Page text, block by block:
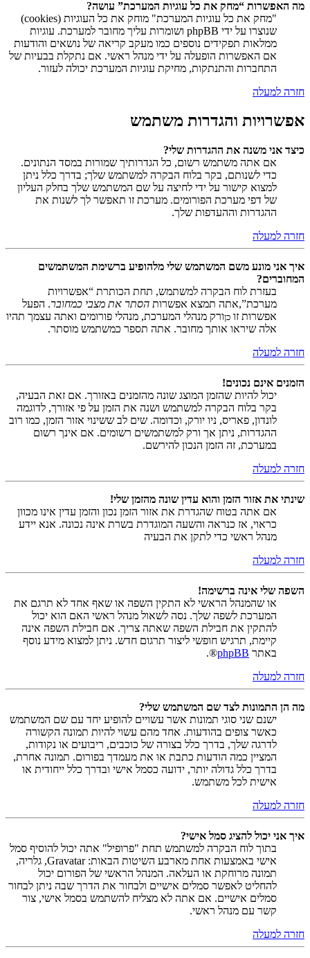
מה האפשרות “מחק את כל עוגיות המערכת” עושה?
"מחק את כל עוגיות המערכת" מוחק את כל העוגיות (cookies)
שנוצרו על ידי phpBB ושומרות עליך מחובר למערכת. עוגיות
ממלאות תפקידים נוספים כמו מעקב קריאה של נושאים והודעות
אם האפשרות הופעלה על ידי מנהל ראשי. אם נתקלת בבעיות של
התחברות והתנתקות, מחיקת עוגיות המערכת יכולה לעזור.
חזרה למעלה
אפשרויות והגדרות משתמש
כיצד אני משנה את ההגדרות שלי?
אם אתה משתמש רשום, כל הגדרותיך שמורות במסד הנתונים.
כדי לשנותם, בקר בלוח הבקרה למשתמש שלך; בדרך כלל ניתן
למצוא קישור על ידי לחיצה על שם המשתמש שלך בחלק העליון
של דפי מערכת הפורומים. מערכת זו תאפשר לך לשנות את
ההגדרות וההעדפות שלך.
חזרה למעלה
איך אני מונע משם המשתמש שלי מלהופיע ברשימת המשתמשים
המחוברים?
בעזרת לוח הבקרה למשתמש, תחת הכותרת “אפשרויות
מערכת”,אתה תמצא אפשרות הסתר את מצבי כמחובר. הפעל
אפשרות זו כןורק מנהלי המערכת, מנהלי פורומים ואתה עצמך תהיו
אלה שיראו אותך מחובר. אתה תספר כמשתמש מוסתר.
חזרה למעלה
הזמנים אינם נכונים!
יכול להיות שהזמן המוצג שונה מהזמנים באזורך. אם זאת הבעיה,
בקר בלוח הבקרה למשתמש ושנה את הזמן על פי אזורך, לדוגמה
לונדון, פאריס, ניו יורק, וכדומה. שים לב ששינוי אזור הזמן, כמו רוב
ההגדרות, ניתן אך ורק למשתמשים רשומים. אם אינך רשום
במערכת, זה הזמן הנכון להירשם.
חזרה למעלה
שינתי את אזור הזמן והוא עדין שונה מהזמן שלי!
אם אתה בטוח שהגדרת את אזור הזמן נכון והזמן עדין אינו מכוון
כראוי, אז כנראה והשעה המוגדרת בשרת אינה נכונה. אנא יידע
מנהל ראשי כדי לתקן את הבעיה
חזרה למעלה
השפה שלי אינה ברשימה!
או שהמנהל הראשי לא התקין השפה או שאף אחד לא תרגם את
המערכת לשפה שלך. נסה לשאול מנהל ראשי האם הוא יכול
להתקין את חבילת השפה שאתה צריך. אם חבילת השפה אינה
קיימת, תרגיש חופשי ליצור תרגום חדש. ניתן למצוא מידע נוסף
באתר phpBB
®.
חזרה למעלה
מה הן התמונות לצד שם המשתמש שלי?
ישנם שני סוגי תמונות אשר עשויים להופיע יחד עם שם המשתמש
כאשר צופים בהודעות. אחד מהם עשוי להיות תמונה הקשורה
לדרגה שלך, בדרך כלל בצורה של כוכבים, ריבועים או נקודות,
המציין כמה הודעות כתבת או את מעמדך בפורום. תמונה אחרת,
בדרך כלל גדולה יותר, ידועה כסמל אישי ובדרך כלל ייחודית או
אישית לכל משתמש.
חזרה למעלה
איך אני יכול להציג סמל אישי?
בתוך לוח הבקרה למשתמש תחת "פרופיל" אתה יכול להוסיף סמל
אישי באמצעות אחת מארבע השיטות הבאות: Gravatar, גלריה,
תמונה מרוחקת או העלאה. המנהל הראשי של הפורום יכול
להחליט לאפשר סמלים אישיים ולבחור את הדרך שבה ניתן לבחור
סמלים אישיים. אם אתה לא מצליח להשתמש בסמל אישי, צור
קשר עם מנהל ראשי.
חזרה למעלה